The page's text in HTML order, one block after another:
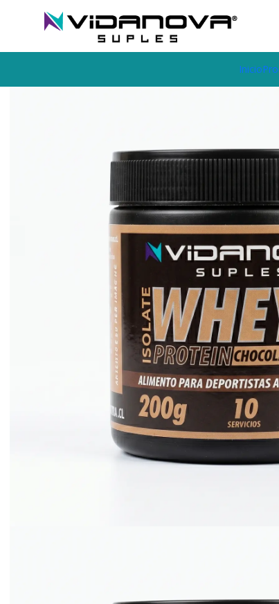
Inicio
Productos Vidanova® Suples Proteínas